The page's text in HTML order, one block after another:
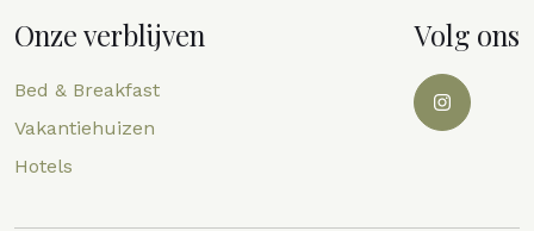
Onze verblijven
Bed & Breakfast
Vakantiehuizen
Hotels
Volg ons